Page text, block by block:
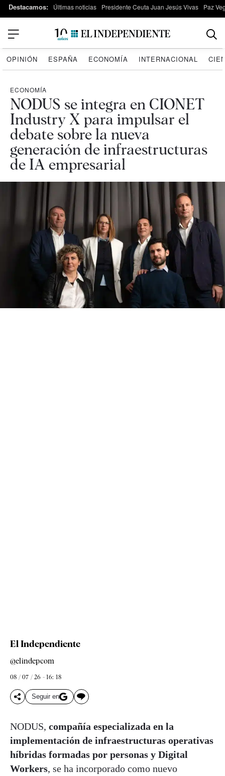
Destacamos: Últimas noticias Presidente Ceuta Juan Jesús Vivas Paz
OPINIÓN ESPAÑA ECONOMÍA INTERNACIONAL
ECONOMÍA
NODUS se integra en CIONET
Industry X para impulsar el
debate sobre la nueva
generación de infraestructuras
de IA empresarial
El Independiente
@elindepcom
08 / 07 / 26 - 16: 18
Seguir en
NODUS, compañía especializada en la
implementación de infraestructuras operativas
híbridas formadas por personas y Digital
Workers, se ha incorporado como nuevo